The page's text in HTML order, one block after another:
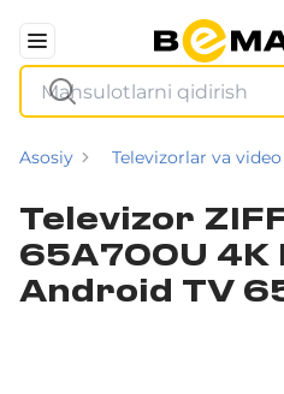
Asosiy Televizorlar va
Televizor
65A700U 4K
Android TV